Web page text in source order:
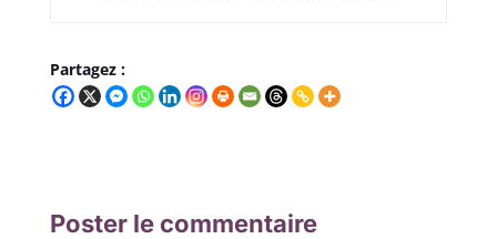
Partagez :
Poster le commentaire